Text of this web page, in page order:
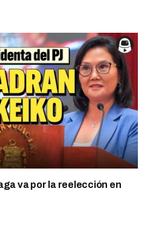
va por la reelección en